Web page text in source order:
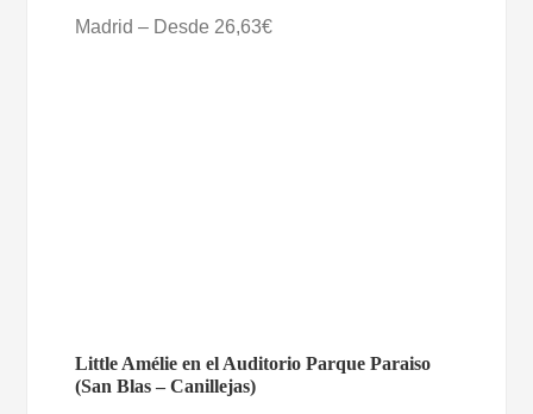
Madrid – Desde 26,63€
Little Amélie en el Auditorio Parque Paraiso
(San Blas – Canillejas)